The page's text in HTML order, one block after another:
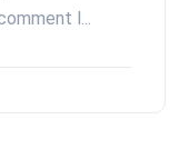
l...